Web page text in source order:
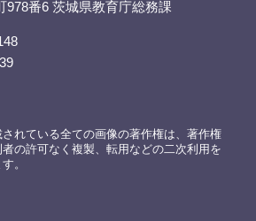
978番6 茨城県教育庁総務課
れている全ての画像の著作権は、著作権
の許可なく複製、転用などの二次利用を
。